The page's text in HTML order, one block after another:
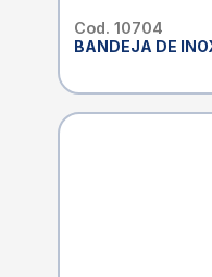
Cod. 10704
BANDEJA DE